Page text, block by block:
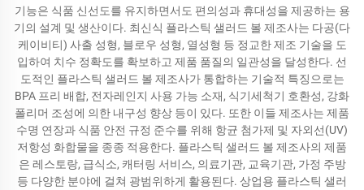
기능은 식품 신선도를 유지하면서도 편의성과 휴대성을 제공하는 용
기의 설계 및 생산이다. 최신식 플라스틱 샐러드 볼 제조사는 다공(다
케이비티) 사출 성형, 블로우 성형, 열성형 등 정교한 제조 기술을 도
입하여 치수 정확도를 확보하고 제품 품질의 일관성을 달성한다. 선
도적인 플라스틱 샐러드 볼 제조사가 통합하는 기술적 특징으로는
BPA 프리 배합, 전자레인지 사용 가능 소재, 식기세척기 호환성, 강화
폴리머 조성에 의한 내구성 향상 등이 있다. 또한 이들 제조사는 제품
수명 연장과 식품 안전 규정 준수를 위해 항균 첨가제 및 자외선(UV)
저항성 화합물을 종종 적용한다. 플라스틱 샐러드 볼 제조사의 제품
은 레스토랑, 급식소, 캐터링 서비스, 의료기관, 교육기관, 가정 주방
등 다양한 분야에 걸쳐 광범위하게 활용된다. 상업용 플라스틱 샐러